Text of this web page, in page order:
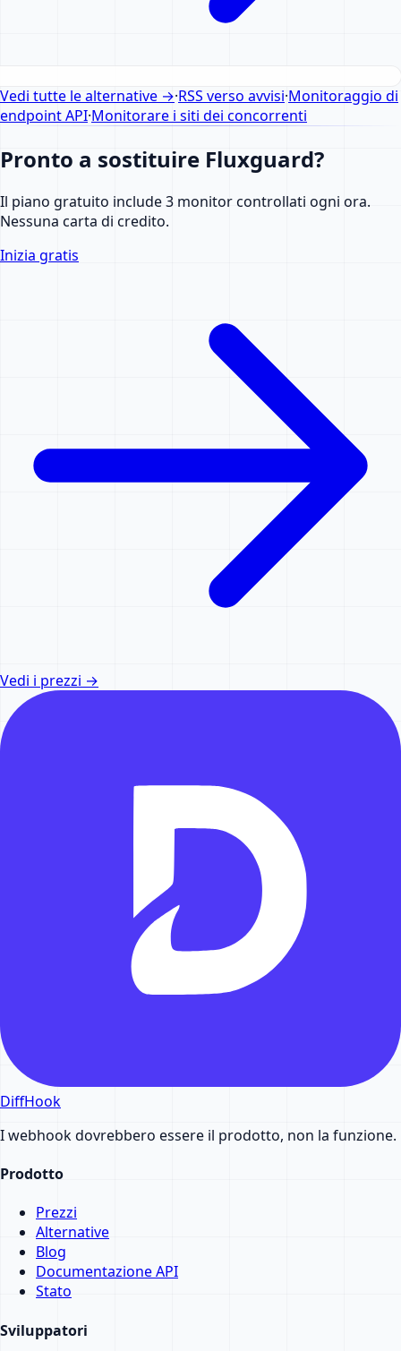
Vedi tutte le alternative →·RSS verso avvisi·Monitoraggio di
endpoint API·Monitorare i siti dei concorrenti
Pronto a sostituire Fluxguard?
Il piano gratuito include 3 monitor controllati ogni ora.
Nessuna carta di credito.
Inizia gratis
Vedi i prezzi →
DiffHook
I webhook dovrebbero essere il prodotto, non la funzione.
Prodotto
Prezzi
Alternative
Blog
Documentazione API
Stato
Sviluppatori